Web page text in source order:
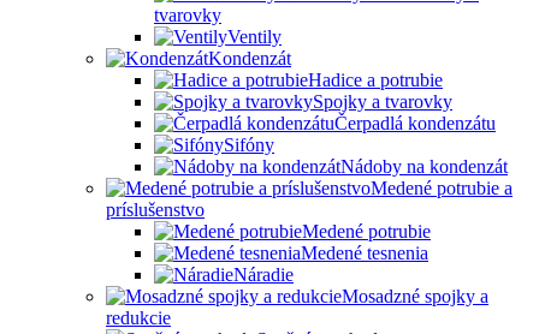
tvarovky
Ventily
Kondenzát
Hadice a potrubie
Spojky a tvarovky
Čerpadlá kondenzátu
Sifóny
Nádoby na kondenzát
Medené potrubie a
príslušenstvo
Medené potrubie
Medené tesnenia
Náradie
Mosadzné spojky a
redukcie